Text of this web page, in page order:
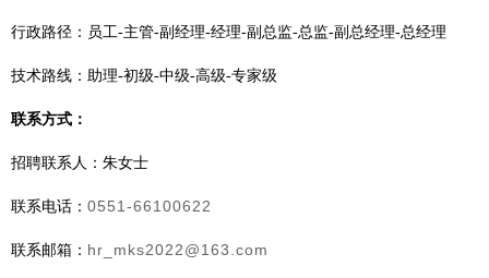
行政路径：员工-主管-副经理-经理-副总监-总监-副总经理-总经理
技术路线：助理-初级-中级-高级-专家级
联系方式：
招聘联系人：朱女士
联系电话： 0551-66100622
联系邮箱： hr_mks2022@163.com